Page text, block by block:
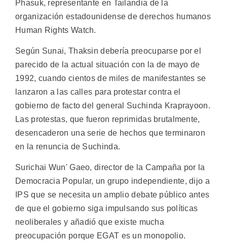
Phasuk, representante en Tailandia de la
organización estadounidense de derechos humanos
Human Rights Watch.
Según Sunai, Thaksin debería preocuparse por el
parecido de la actual situación con la de mayo de
1992, cuando cientos de miles de manifestantes se
lanzaron a las calles para protestar contra el
gobierno de facto del general Suchinda Kraprayoon.
Las protestas, que fueron reprimidas brutalmente,
desencaderon una serie de hechos que terminaron
en la renuncia de Suchinda.
Surichai Wun' Gaeo, director de la Campaña por la
Democracia Popular, un grupo independiente, dijo a
IPS que se necesita un amplio debate público antes
de que el gobierno siga impulsando sus políticas
neoliberales y añadió que existe mucha
preocupación porque EGAT es un monopolio.